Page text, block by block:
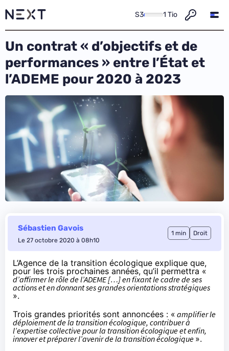
S3 1 Tio
Un contrat « d’objectifs et de
performances » entre l’État et
l’ADEME pour 2020 à 2023
Sébastien Gavois
Le 27 octobre 2020 à 08h10
1 min Droit
L’Agence de la transition écologique explique que,
pour les trois prochaines années, qu’il permettra «
d’affirmer le rôle de l’ADEME […] en fixant le cadre de ses
actions et en donnant ses grandes orientations stratégiques
».
Trois grandes priorités sont annoncées : « amplifier le
déploiement de la transition écologique, contribuer à
l’expertise collective pour la transition écologique et enfin,
innover et préparer l’avenir de la transition écologique ».